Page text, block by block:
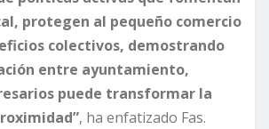
protegen al pequeño comercio
colectivos, demostrando
entre ayuntamiento,
puede transformar la
, ha enfatizado Fas.